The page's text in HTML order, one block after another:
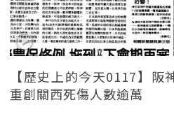
【歷史上的今天0117】
重創關西死傷人數逾萬